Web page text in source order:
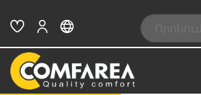
content
Search: